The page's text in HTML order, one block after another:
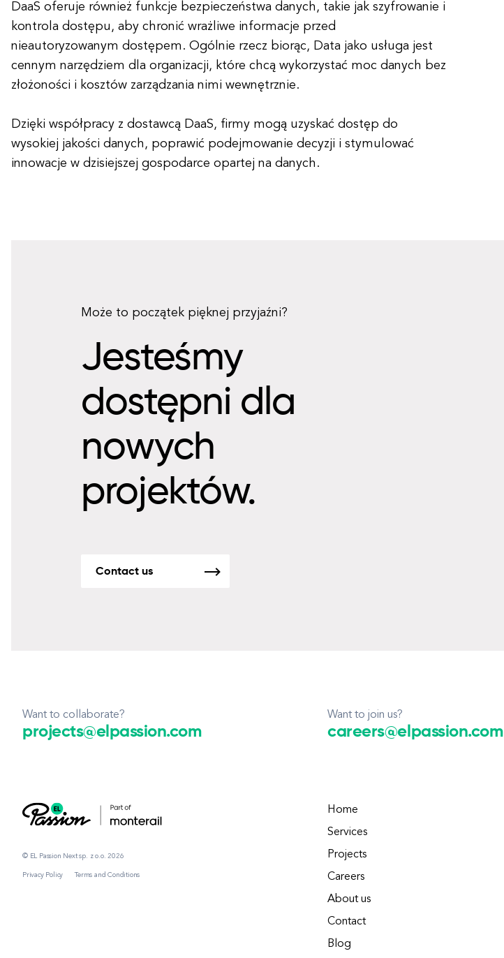
DaaS oferuje również funkcje bezpieczeństwa danych, takie jak szyfrowanie i
kontrola dostępu, aby chronić wrażliwe informacje przed
nieautoryzowanym dostępem. Ogólnie rzecz biorąc, Data jako usługa jest
cennym narzędziem dla organizacji, które chcą wykorzystać moc danych bez
złożoności i kosztów zarządzania nimi wewnętrznie.
Dzięki współpracy z dostawcą DaaS, firmy mogą uzyskać dostęp do
wysokiej jakości danych, poprawić podejmowanie decyzji i stymulować
innowacje w dzisiejszej gospodarce opartej na danych.
Może to początek pięknej przyjaźni?
Jesteśmy
dostępni dla
nowych
projektów.
Contact us
Want to collaborate?
projects@elpassion.com
Want to join us?
careers@elpassion.com
© EL Passion Next sp. z o.o. 2026
Privacy Policy Terms and Conditions
Home
Services
Projects
Careers
About us
Contact
Blog